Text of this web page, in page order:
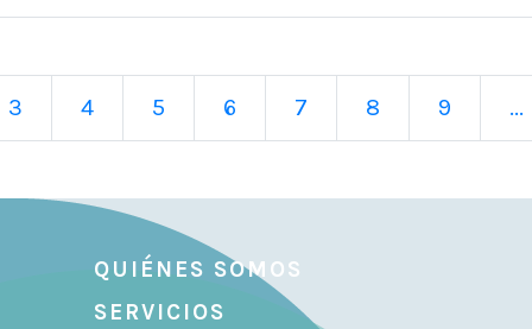
3 4 5 6 7 8 9 ...
QUIÉNES SOMOS
SERVICIOS